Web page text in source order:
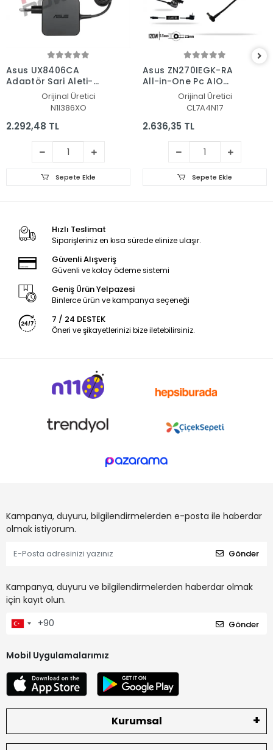
Asus UX8406CA
Adaptör Şarj Aleti-
Orijinal Üretici
N1I386XO
2.292,48 TL
Sepete Ekle
Asus ZN270IEGK-RA
All-in-One Pc AIO
Adaptör Şarj Aleti-
Orijinal Üretici
CL7A4N17
2.636,35 TL
Sepete Ekle
Hızlı Teslimat
Siparişleriniz en kısa sürede elinize ulaşır.
Güvenli Alışveriş
Güvenli ve kolay ödeme sistemi
Geniş Ürün Yelpazesi
Binlerce ürün ve kampanya seçeneği
7 / 24 DESTEK
Öneri ve şikayetlerinizi bize iletebilirsiniz.
Kampanya, duyuru, bilgilendirmelerden e-posta ile haberdar
olmak istiyorum.
Gönder
Kampanya, duyuru ve bilgilendirmelerden haberdar olmak
için kayıt olun.
Gönder
Mobil Uygulamalarımız
Kurumsal